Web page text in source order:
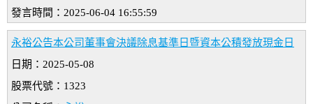
發言時間：2025-06-04 16:55:59
永裕公告本公司董事會決議除息基準日暨資本公積發放現金日
日期：2025-05-08
股票代號：1323